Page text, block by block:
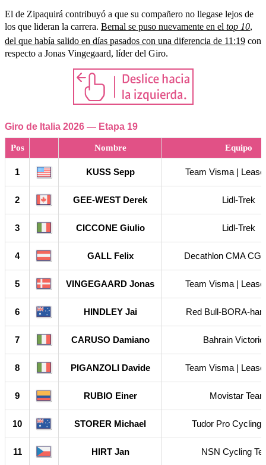
El de Zipaquirá contribuyó a que su compañero no llegase lejos de
los que lideran la carrera. Bernal se puso nuevamente en el top 10,
del que había salido en días pasados con una diferencia de 11:19 con
respecto a Jonas Vingegaard, líder del Giro.
Giro de Italia 2026 — Etapa 19
Pos Nombre Equipo
1 KUSS Sepp Team Visma |
2 GEE-WEST Derek Lidl-Trek
3 CICCONE Giulio Lidl-Trek
4 GALL Felix Decathlon CMA
5 VINGEGAARD Jonas Team Visma |
6 HINDLEY Jai Red Bull-BORA-
7 CARUSO Damiano Bahrain
8 PIGANZOLI Davide Team Visma |
9 RUBIO Einer Movistar
10 STORER Michael Tudor Pro Cycling
11 HIRT Jan NSN Cycling